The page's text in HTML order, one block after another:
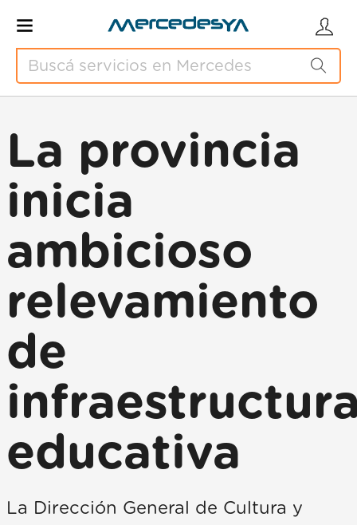
La provincia
inicia
ambicioso
relevamiento
de
educativa
La Dirección General de Cultura y